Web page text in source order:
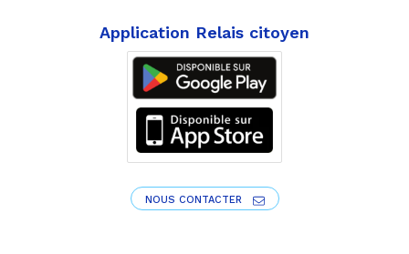
Application Relais citoyen
NOUS CONTACTER